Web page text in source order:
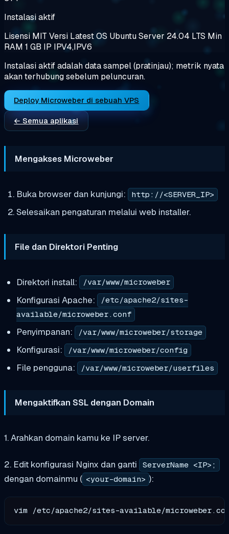
Instalasi aktif
Lisensi MIT Versi LatestOS Ubuntu Server 24.04 LTS Min
RAM 1 GB IP IPV4,IPV6
Instalasi aktif adalah data sampel (pratinjau); metrik nyata
akan terhubung sebelum peluncuran.
Deploy Microweber di sebuah VPS
← Semua aplikasi
Mengakses Microweber
Buka browser dan kunjungi: http://<SERVER_IP>
Selesaikan pengaturan melalui web installer.
File dan Direktori Penting
Direktori install: /var/www/microweber
Konfigurasi Apache:
/etc/apache2/sites-
available/microweber.conf
Penyimpanan: /var/www/microweber/storage
Konfigurasi: /var/www/microweber/config
File pengguna: /var/www/microweber/userfiles
Mengaktifkan SSL dengan Domain
1. Arahkan domain kamu ke IP server.
2. Edit konfigurasi Nginx dan ganti ServerName <IP>;
dengan domainmu ( <your-domain> ):